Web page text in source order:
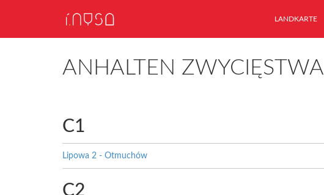
LANDKARTE
ANHALTEN ZWYCIĘSTWA
C1
Lipowa 2 - Otmuchów
C2